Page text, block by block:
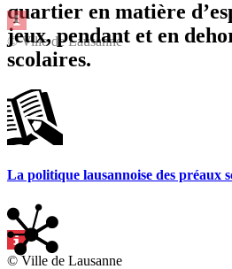
© Ville de Lausanne
© Ville de Lausanne
quartier en matière
jeux, pendant et en
scolaires.
La politique lausannoise des préaux